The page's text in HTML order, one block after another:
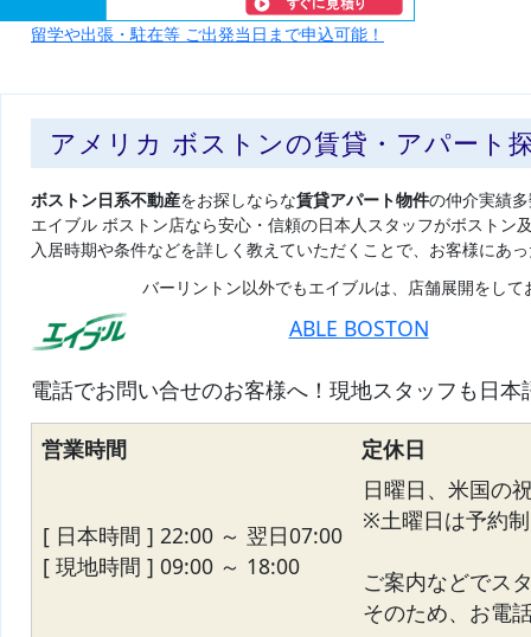
留学や出張・駐在等 ご出発当日まで申込可能！
アメリカ ボストンの賃貸・アパート
ボストン日系不動産をお探しならな賃貸アパート物件の仲介実績
エイブル ボストン店なら安心・信頼の日本人スタッフがボストン
入居時期や条件などを詳しく教えていただくことで、お客様にあ
バーリントン以外でもエイブルは、店舗展開をし
ABLE BOSTON
電話でお問い合せのお客様へ！現地スタッフも日
営業時間 定休日
[ 日本時間 ] 22:00 ～ 翌日07:00
[ 現地時間 ] 09:00 ～ 18:00
日曜日、米国の
※土曜日は予約制
ご案内などでス
そのため、お電